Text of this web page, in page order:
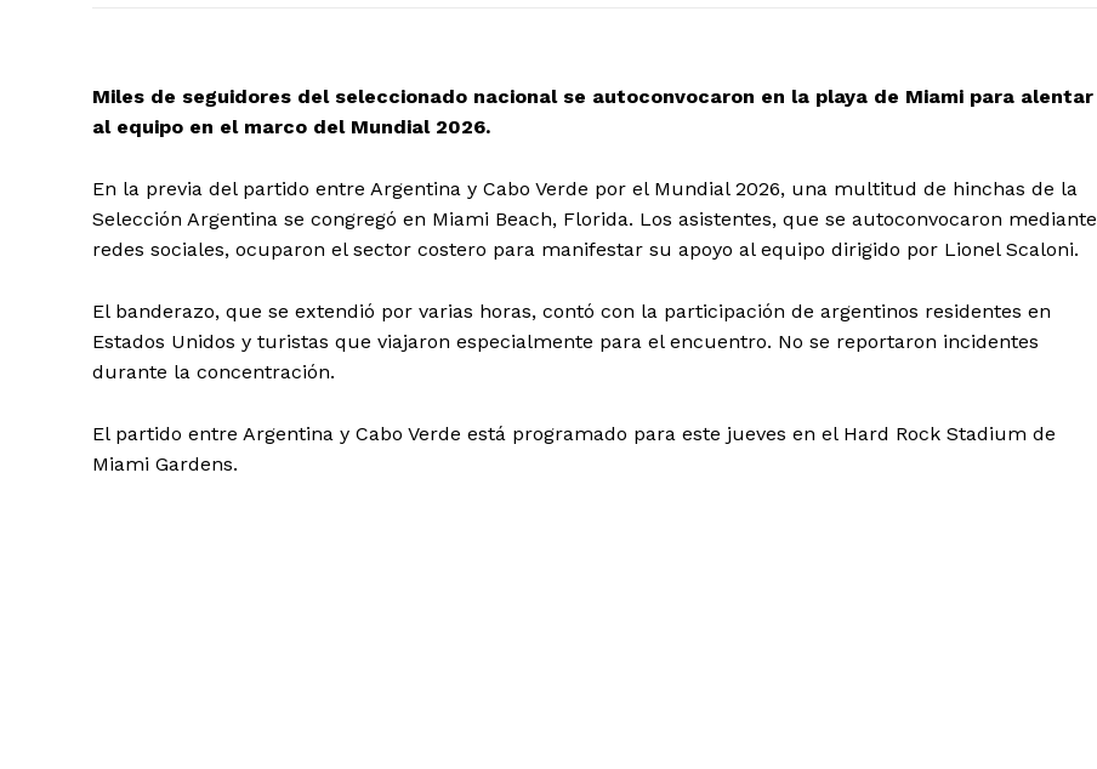
Miles de seguidores del seleccionado nacional se autoconvocaron en la playa de Miami para alentar
al equipo en el marco del Mundial 2026.
En la previa del partido entre Argentina y Cabo Verde por el Mundial 2026, una multitud de hinchas de la
Selección Argentina se congregó en Miami Beach, Florida. Los asistentes, que se autoconvocaron mediante
redes sociales, ocuparon el sector costero para manifestar su apoyo al equipo dirigido por Lionel Scaloni.
El banderazo, que se extendió por varias horas, contó con la participación de argentinos residentes en
Estados Unidos y turistas que viajaron especialmente para el encuentro. No se reportaron incidentes
durante la concentración.
El partido entre Argentina y Cabo Verde está programado para este jueves en el Hard Rock Stadium de
Miami Gardens.